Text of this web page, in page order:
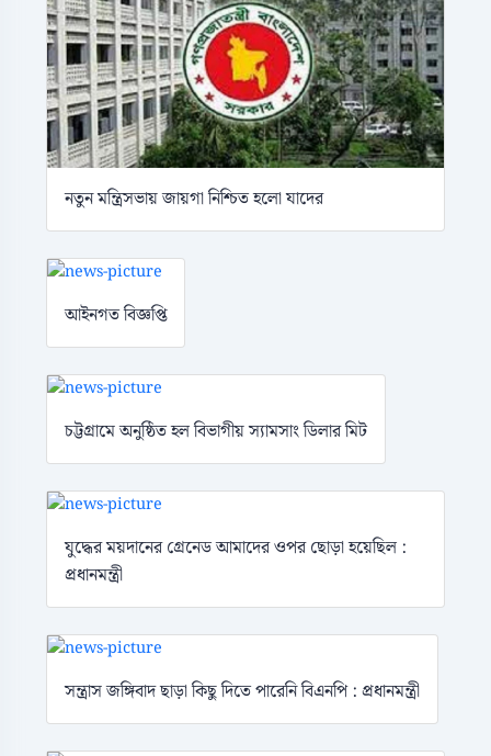
নতুন মন্ত্রিসভায় জায়গা নিশ্চিত হলো যাদের
আইনগত বিজ্ঞপ্তি
চট্টগ্রামে অনুষ্ঠিত হল বিভাগীয় স্যামসাং ডিলার মিট
যুদ্ধের ময়দানের গ্রেনেড আমাদের ওপর ছোড়া হয়েছিল :
প্রধানমন্ত্রী
সন্ত্রাস জঙ্গিবাদ ছাড়া কিছু দিতে পারেনি বিএনপি : প্রধানমন্ত্রী